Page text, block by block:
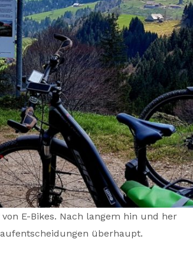
E-Bikes. Nach langem hin und her
überhaupt.